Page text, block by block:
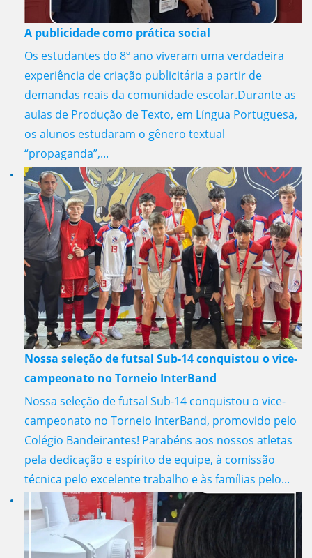
A publicidade como prática social
Os estudantes do 8º ano viveram uma verdadeira
experiência de criação publicitária a partir de
demandas reais da comunidade escolar.Durante as
aulas de Produção de Texto, em Língua Portuguesa,
os alunos estudaram o gênero textual
“propaganda”,...
Nossa seleção de futsal Sub-14 conquistou o vice-
campeonato no Torneio InterBand
Nossa seleção de futsal Sub-14 conquistou o vice-
campeonato no Torneio InterBand, promovido pelo
Colégio Bandeirantes! Parabéns aos nossos atletas
pela dedicação e espírito de equipe, à comissão
técnica pelo excelente trabalho e às famílias pelo...